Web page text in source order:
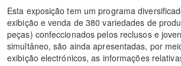
Esta exposição tem um programa
exibição e venda de 380 variedades de
peças) confeccionados pelos reclusos e
simultâneo, são ainda apresentadas, por
exibição electrónicos, as informações